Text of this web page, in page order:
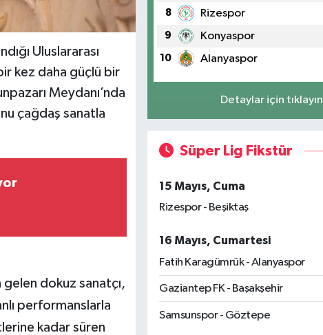
Uluslararası
kez daha güçlü bir
Meydanı’nda
çağdaş sanatla
gelen dokuz sanatçı,
performanslarla
kadar süren
8 Rizespor
9 Konyaspor
10 Alanyaspor
Detaylar için tıklayın
Süper Lig Fikstür
15 Mayıs, Cuma
Rizespor - Beşiktaş
16 Mayıs, Cumartesi
Fatih Karagümrük - Alanyaspor
Gaziantep FK - Başakşehir
Samsunspor - Göztepe